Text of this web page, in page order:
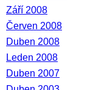
Září 2008
Červen 2008
Duben 2008
Leden 2008
Duben 2007